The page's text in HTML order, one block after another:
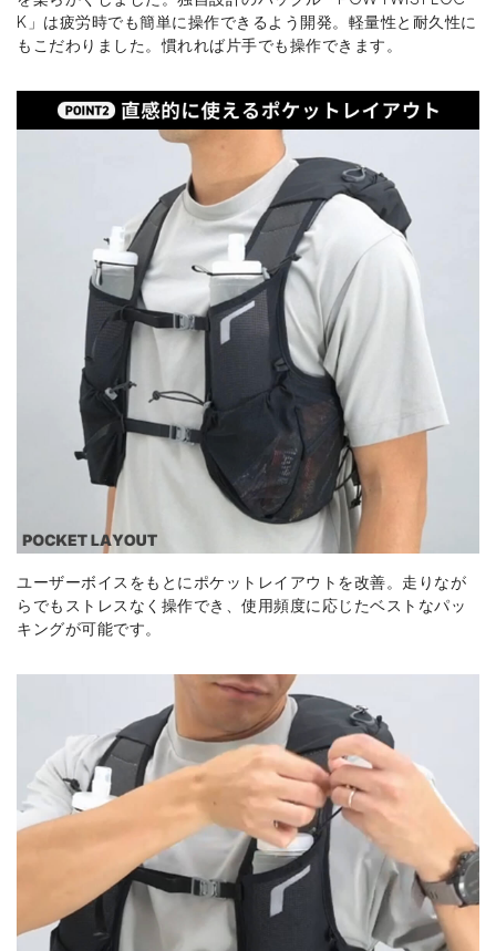
K」は疲労時でも簡単に操作できるよう開発。軽量性と耐久性に
もこだわりました。慣れれば片手でも操作できます。
ユーザーボイスをもとにポケットレイアウトを改善。走りなが
らでもストレスなく操作でき、使用頻度に応じたベストなパッ
キングが可能です。